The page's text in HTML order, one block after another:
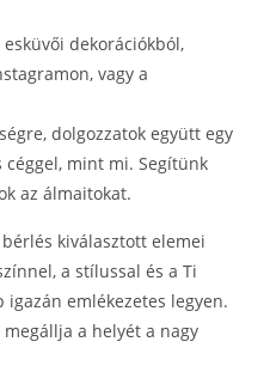
dekorációkból,
vagy a
dolgozzatok együtt egy
mint mi. Segítünk
az álmaitokat.
kiválasztott elemei
a stílussal és a Ti
igazán emlékezetes legyen.
a helyét a nagy